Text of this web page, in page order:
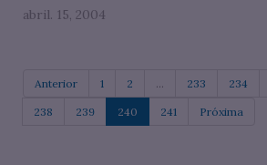
abril. 15, 2004
Anterior 1 2 ... 233 234
238 239 240 241 Próxima